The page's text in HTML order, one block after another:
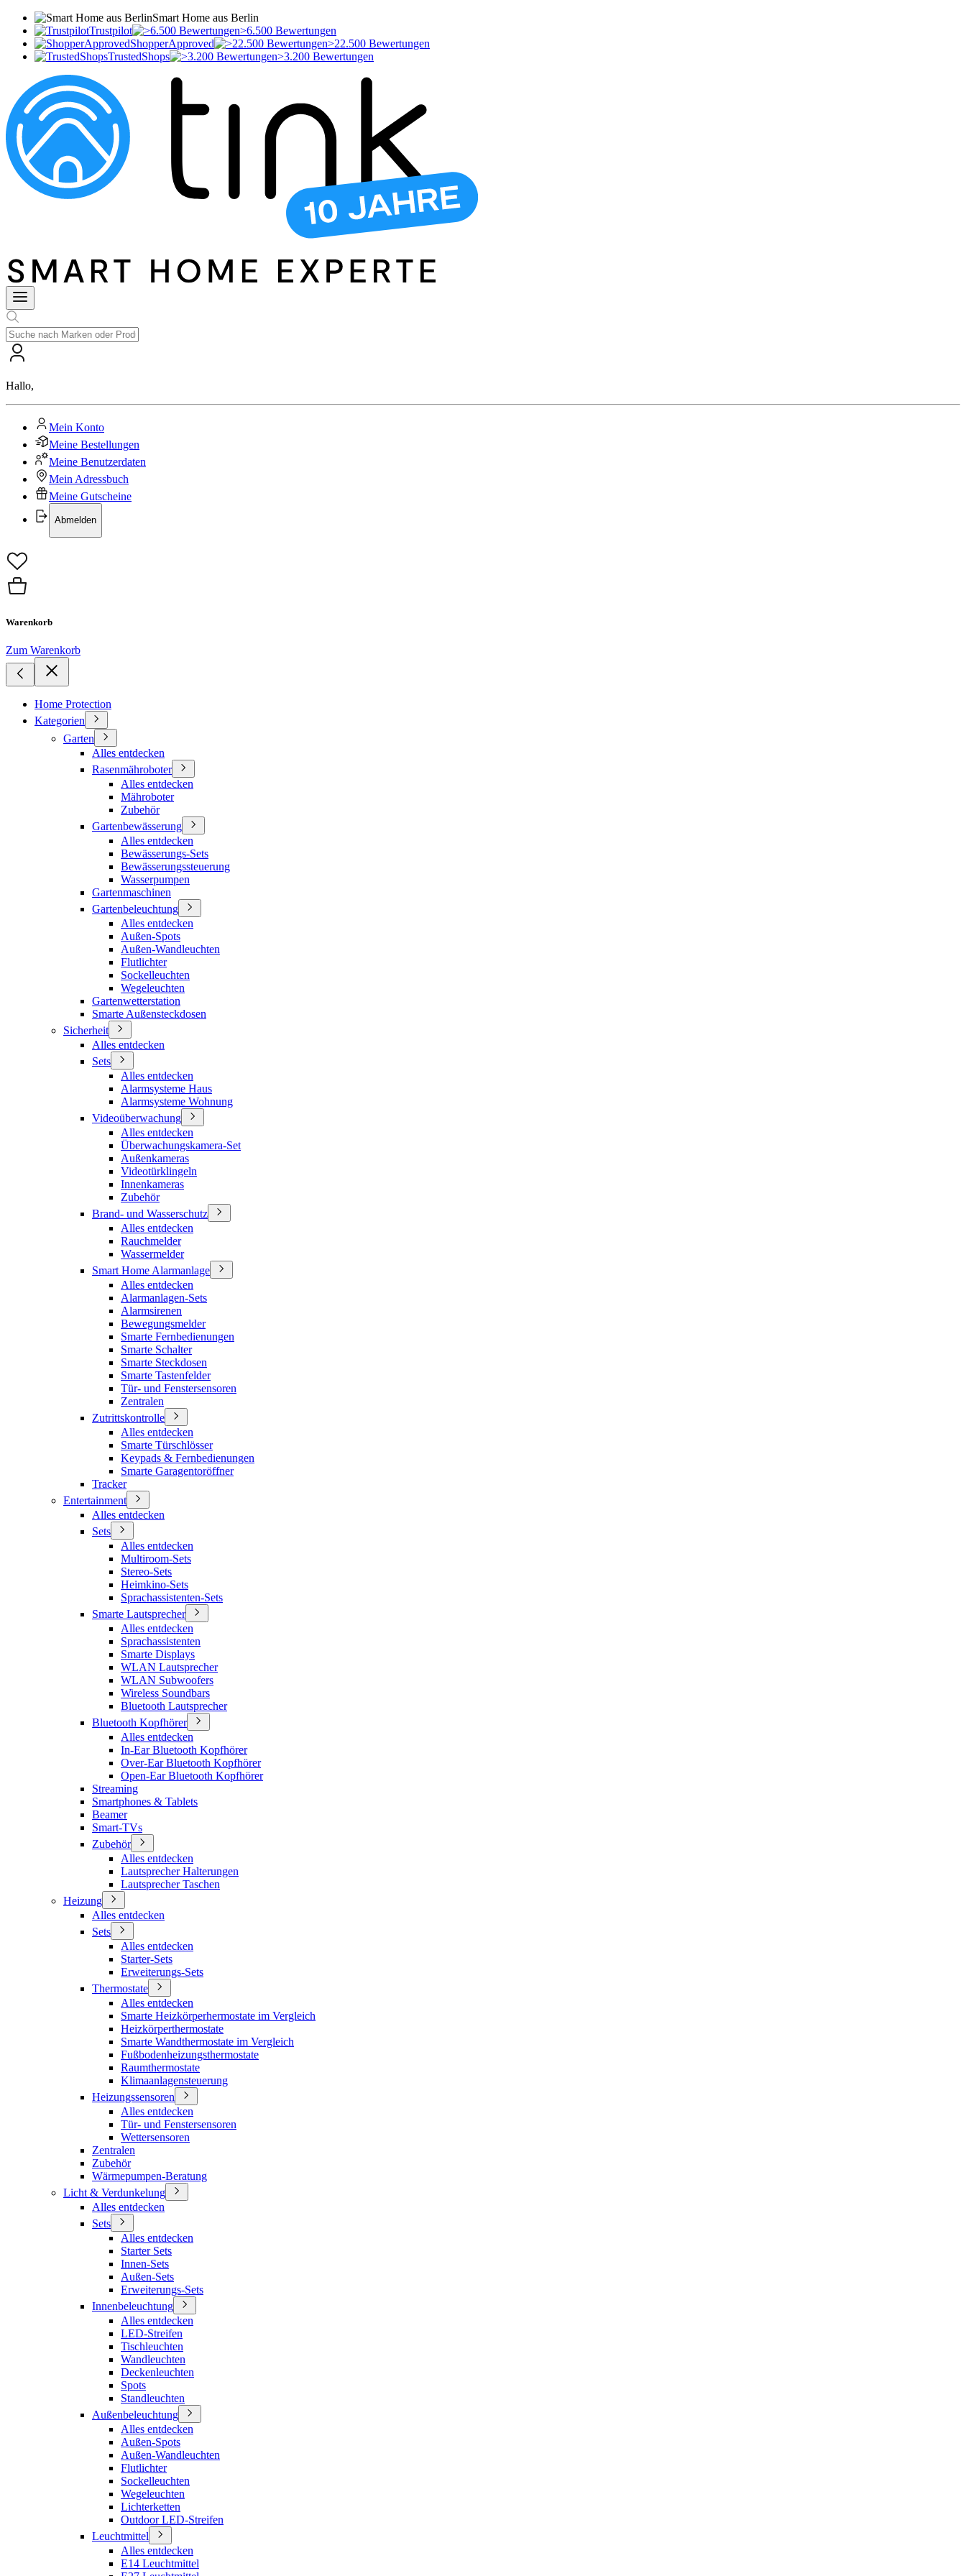
Smart Home aus Berlin
Trustpilot
>6.500 Bewertungen
ShopperApproved
>22.500 Bewertungen
TrustedShops
>3.200 Bewertungen
Hallo,
Mein Konto
Meine Bestellungen
Meine Benutzerdaten
Mein Adressbuch
Meine Gutscheine
Abmelden
Warenkorb
Zum Warenkorb
Home Protection
Kategorien
Garten
Alles entdecken
Rasenmähroboter
Alles entdecken
Mähroboter
Zubehör
Gartenbewässerung
Alles entdecken
Bewässerungs-Sets
Bewässerungssteuerung
Wasserpumpen
Gartenmaschinen
Gartenbeleuchtung
Alles entdecken
Außen-Spots
Außen-Wandleuchten
Flutlichter
Sockelleuchten
Wegeleuchten
Gartenwetterstation
Smarte Außensteckdosen
Sicherheit
Alles entdecken
Sets
Alles entdecken
Alarmsysteme Haus
Alarmsysteme Wohnung
Videoüberwachung
Alles entdecken
Überwachungskamera-Set
Außenkameras
Videotürklingeln
Innenkameras
Zubehör
Brand- und Wasserschutz
Alles entdecken
Rauchmelder
Wassermelder
Smart Home Alarmanlage
Alles entdecken
Alarmanlagen-Sets
Alarmsirenen
Bewegungsmelder
Smarte Fernbedienungen
Smarte Schalter
Smarte Steckdosen
Smarte Tastenfelder
Tür- und Fenstersensoren
Zentralen
Zutrittskontrolle
Alles entdecken
Smarte Türschlösser
Keypads & Fernbedienungen
Smarte Garagentoröffner
Tracker
Entertainment
Alles entdecken
Sets
Alles entdecken
Multiroom-Sets
Stereo-Sets
Heimkino-Sets
Sprachassistenten-Sets
Smarte Lautsprecher
Alles entdecken
Sprachassistenten
Smarte Displays
WLAN Lautsprecher
WLAN Subwoofers
Wireless Soundbars
Bluetooth Lautsprecher
Bluetooth Kopfhörer
Alles entdecken
In-Ear Bluetooth Kopfhörer
Over-Ear Bluetooth Kopfhörer
Open-Ear Bluetooth Kopfhörer
Streaming
Smartphones & Tablets
Beamer
Smart-TVs
Zubehör
Alles entdecken
Lautsprecher Halterungen
Lautsprecher Taschen
Heizung
Alles entdecken
Sets
Alles entdecken
Starter-Sets
Erweiterungs-Sets
Thermostate
Alles entdecken
Smarte Heizkörperhermostate im Vergleich
Heizkörperthermostate
Smarte Wandthermostate im Vergleich
Fußbodenheizungsthermostate
Raumthermostate
Klimaanlagensteuerung
Heizungssensoren
Alles entdecken
Tür- und Fenstersensoren
Wettersensoren
Zentralen
Zubehör
Wärmepumpen-Beratung
Licht & Verdunkelung
Alles entdecken
Sets
Alles entdecken
Starter Sets
Innen-Sets
Außen-Sets
Erweiterungs-Sets
Innenbeleuchtung
Alles entdecken
LED-Streifen
Tischleuchten
Wandleuchten
Deckenleuchten
Spots
Standleuchten
Außenbeleuchtung
Alles entdecken
Außen-Spots
Außen-Wandleuchten
Flutlichter
Sockelleuchten
Wegeleuchten
Lichterketten
Outdoor LED-Streifen
Leuchtmittel
Alles entdecken
E14 Leuchtmittel